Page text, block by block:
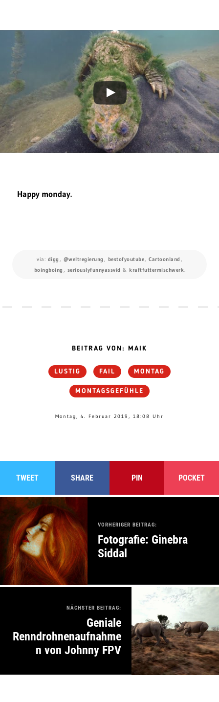
Happy monday.
via: digg , @weltregierung , bestofyoutube, Cartoonland ,
boingboing , seriouslyfunnyassvid & kraftfuttermischwerk.
BEITRAG VON: MAIK
LUSTIG FAIL MONTAG
MONTAGSGEFÜHLE
Montag, 4. Februar 2019, 18:08 Uhr
TWEET SHARE PIN POCKET
VORHERIGER BEITRAG:
Fotografie: Ginebra
Siddal
NÄCHSTER BEITRAG:
Geniale
Renndrohnenaufnahme
n von Johnny FPV